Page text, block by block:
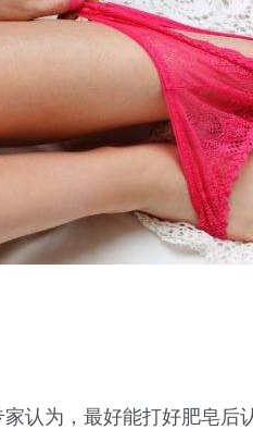
认为，最好能打好肥皂后